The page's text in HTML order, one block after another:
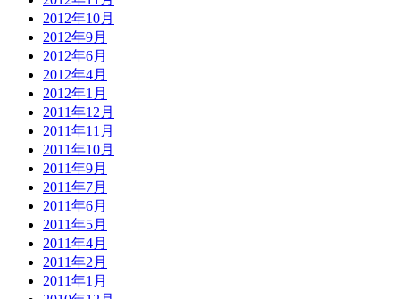
2012年10月
2012年9月
2012年6月
2012年4月
2012年1月
2011年12月
2011年11月
2011年10月
2011年9月
2011年7月
2011年6月
2011年5月
2011年4月
2011年2月
2011年1月